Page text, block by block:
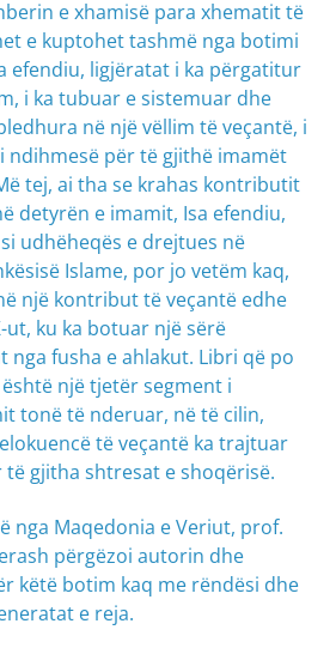
e xhamisë para xhematit të
e kuptohet tashmë nga botimi
efendiu, ligjëratat i ka përgatitur
i ka tubuar e sistemuar dhe
në një vëllim të veçantë, i
ndihmesë për të gjithë imamët
tej, ai tha se krahas kontributit
detyrën e imamit, Isa efendiu,
udhëheqës e drejtues në
Islame, por jo vetëm kaq,
një kontribut të veçantë edhe
ut, ku ka botuar një sërë
nga fusha e ahlakut. Libri që po
një tjetër segment i
tonë të nderuar, në të cilin,
të veçantë ka trajtuar
gjitha shtresat e shoqërisë.
nga Maqedonia e Veriut, prof.
përgëzoi autorin dhe
këtë botim kaq me rëndësi dhe
e reja.